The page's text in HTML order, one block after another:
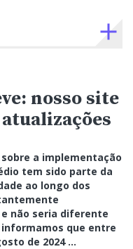
nosso site
a implementação
tem sido parte da
ao longo dos
não seria diferente
informamos que entre
de 2024 ...